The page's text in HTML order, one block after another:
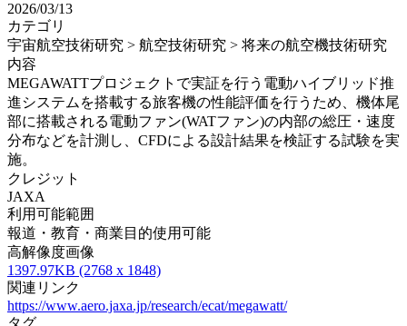
2026/03/13
カテゴリ
宇宙航空技術研究 > 航空技術研究 > 将来の航空機技術研究
内容
MEGAWATTプロジェクトで実証を行う電動ハイブリッド推
進システムを搭載する旅客機の性能評価を行うため、機体尾
部に搭載される電動ファン(WATファン)の内部の総圧・速度
分布などを計測し、CFDによる設計結果を検証する試験を実
施。
クレジット
JAXA
利用可能範囲
報道・教育・商業目的使用可能
高解像度画像
1397.97KB (2768 x 1848)
関連リンク
https://www.aero.jaxa.jp/research/ecat/megawatt/